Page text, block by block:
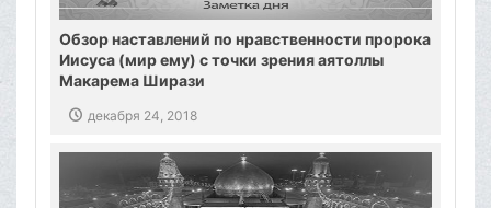
Обзор наставлений по нравственности пророка
Иисуса (мир ему) с точки зрения аятоллы
Макарема Ширази
декабря 24, 2018